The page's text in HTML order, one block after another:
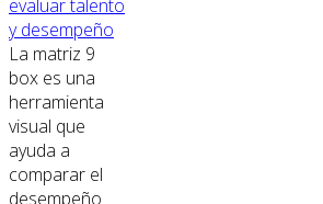
evaluar talento
y desempeño
La matriz 9
box es una
herramienta
visual que
ayuda a
comparar el
desempeño